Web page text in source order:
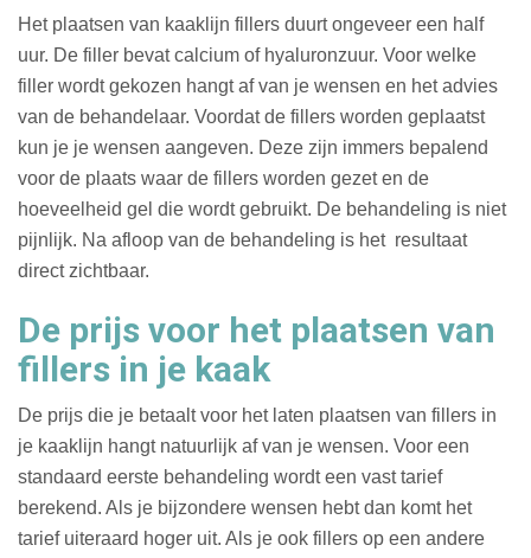
Het plaatsen van kaaklijn fillers duurt ongeveer een half
uur. De filler bevat calcium of hyaluronzuur. Voor welke
filler wordt gekozen hangt af van je wensen en het advies
van de behandelaar. Voordat de fillers worden geplaatst
kun je je wensen aangeven. Deze zijn immers bepalend
voor de plaats waar de fillers worden gezet en de
hoeveelheid gel die wordt gebruikt. De behandeling is niet
pijnlijk. Na afloop van de behandeling is het resultaat
direct zichtbaar.
De prijs voor het plaatsen van
fillers in je kaak
De prijs die je betaalt voor het laten plaatsen van fillers in
je kaaklijn hangt natuurlijk af van je wensen. Voor een
standaard eerste behandeling wordt een vast tarief
berekend. Als je bijzondere wensen hebt dan komt het
tarief uiteraard hoger uit. Als je ook fillers op een andere